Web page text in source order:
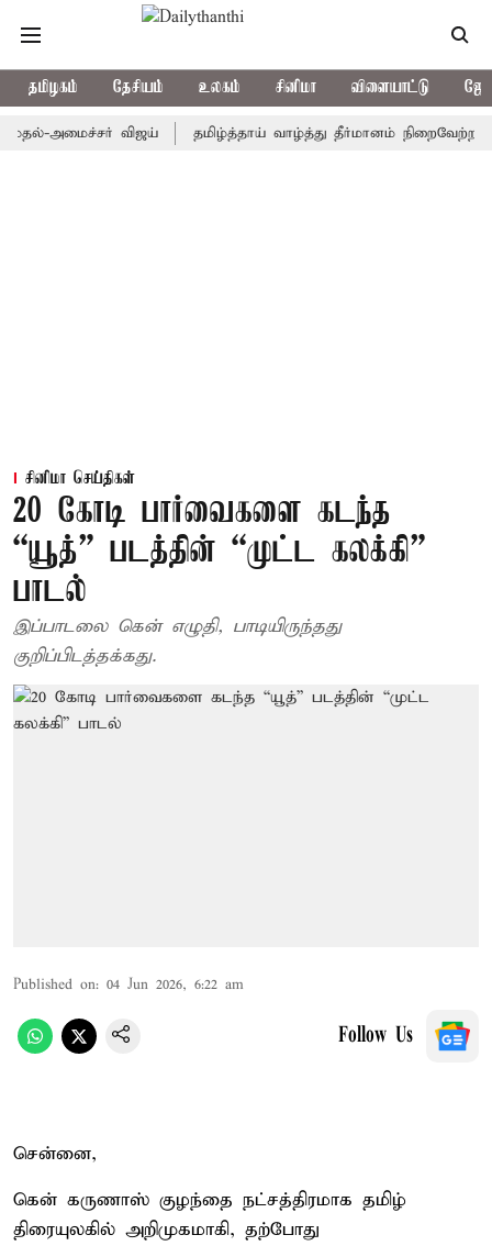
தமிழகம் தேசியம் உலகம் சினிமா விளையாட்டு
விஜய் தமிழ்த்தாய் வாழ்த்து தீர்மானம் நிறைவேற்றம்:
சினிமா செய்திகள்
20 கோடி பார்வைகளை கடந்த
“யூத்” படத்தின் “முட்ட கலக்கி”
பாடல்
இப்பாடலை கென் எழுதி, பாடியிருந்தது
குறிப்பிடத்தக்கது.
Published on: 04 Jun 2026, 6:22 am
Follow Us
சென்னை,
கென் கருணாஸ் குழந்தை நட்சத்திரமாக தமிழ்
திரையுலகில் அறிமுகமாகி, தற்போது